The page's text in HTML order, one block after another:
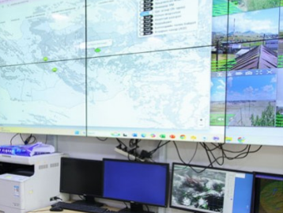
мод бэлтгэгчдийн замыг хааж байна